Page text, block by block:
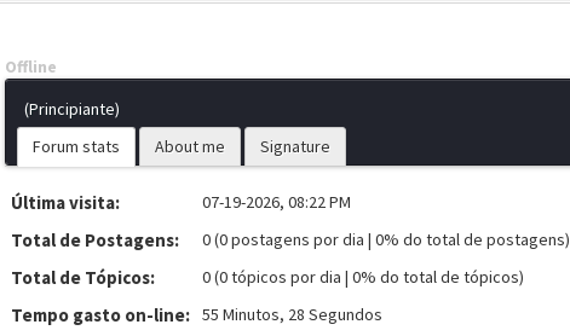
Offline
(Principiante)
Forum stats
About me Signature
Última visita: 07-19-2026, 08:22 PM
Total de Postagens: 0 (0 postagens por dia | 0% do total de postagens)
Total de Tópicos: 0 (0 tópicos por dia | 0% do total de tópicos)
Tempo gasto on-line: 55 Minutos, 28 Segundos